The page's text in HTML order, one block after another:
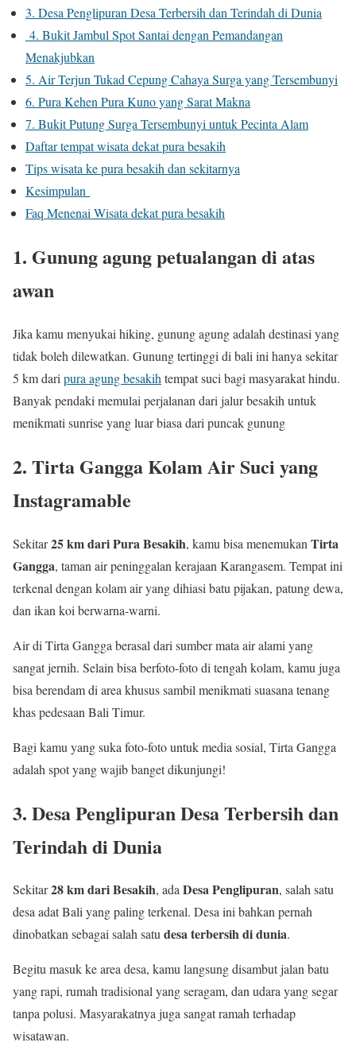
3. Desa Penglipuran Desa Terbersih dan Terindah di Dunia
4. Bukit Jambul Spot Santai dengan Pemandangan
Menakjubkan
5. Air Terjun Tukad Cepung Cahaya Surga yang Tersembunyi
6. Pura Kehen Pura Kuno yang Sarat Makna
7. Bukit Putung Surga Tersembunyi untuk Pecinta Alam
Daftar tempat wisata dekat pura besakih
Tips wisata ke pura besakih dan sekitarnya
Kesimpulan
Faq Menenai Wisata dekat pura besakih
1. Gunung agung petualangan di atas
awan
Jika kamu menyukai hiking, gunung agung adalah destinasi yang
tidak boleh dilewatkan. Gunung tertinggi di bali ini hanya sekitar
5 km dari pura agung besakih tempat suci bagi masyarakat hindu.
Banyak pendaki memulai perjalanan dari jalur besakih untuk
menikmati sunrise yang luar biasa dari puncak gunung
2. Tirta Gangga Kolam Air Suci yang
Instagramable
Sekitar25 km dari Pura Besakih, kamu bisa menemukan Tirta
Gangga, taman air peninggalan kerajaan Karangasem. Tempat ini
terkenal dengan kolam air yang dihiasi batu pijakan, patung dewa,
dan ikan koi berwarna-warni.
Air di Tirta Gangga berasal dari sumber mata air alami yang
sangat jernih. Selain bisa berfoto-foto di tengah kolam, kamu juga
bisa berendam di area khusus sambil menikmati suasana tenang
khas pedesaan Bali Timur.
Bagi kamu yang suka foto-foto untuk media sosial, Tirta Gangga
adalah spot yang wajib banget dikunjungi!
3. Desa Penglipuran Desa Terbersih dan
Terindah di Dunia
Sekitar28 km dari Besakih, adaDesa Penglipuran, salah satu
desa adat Bali yang paling terkenal. Desa ini bahkan pernah
dinobatkan sebagai salah satudesa terbersih di dunia.
Begitu masuk ke area desa, kamu langsung disambut jalan batu
yang rapi, rumah tradisional yang seragam, dan udara yang segar
tanpa polusi. Masyarakatnya juga sangat ramah terhadap
wisatawan.